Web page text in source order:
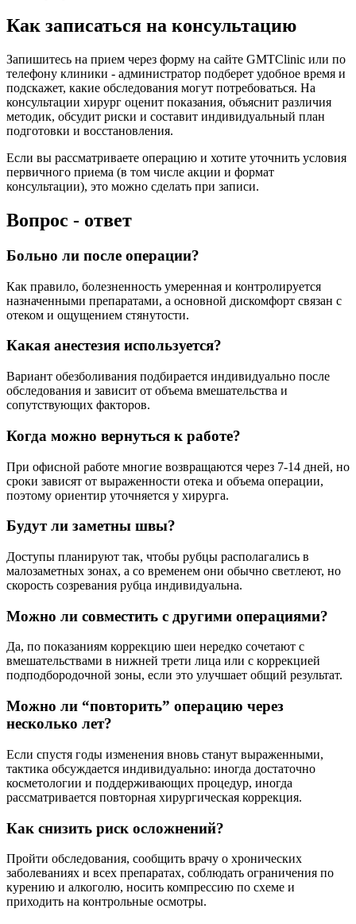
Как записаться на консультацию
Запишитесь на прием через форму на сайте GMTClinic или по
телефону клиники - администратор подберет удобное время и
подскажет, какие обследования могут потребоваться. На
консультации хирург оценит показания, объяснит различия
методик, обсудит риски и составит индивидуальный план
подготовки и восстановления.
Если вы рассматриваете операцию и хотите уточнить условия
первичного приема (в том числе акции и формат
консультации), это можно сделать при записи.
Вопрос - ответ
Больно ли после операции?
Как правило, болезненность умеренная и контролируется
назначенными препаратами, а основной дискомфорт связан с
отеком и ощущением стянутости.
Какая анестезия используется?
Вариант обезболивания подбирается индивидуально после
обследования и зависит от объема вмешательства и
сопутствующих факторов.
Когда можно вернуться к работе?
При офисной работе многие возвращаются через 7-14 дней, но
сроки зависят от выраженности отека и объема операции,
поэтому ориентир уточняется у хирурга.
Будут ли заметны швы?
Доступы планируют так, чтобы рубцы располагались в
малозаметных зонах, а со временем они обычно светлеют, но
скорость созревания рубца индивидуальна.
Можно ли совместить с другими операциями?
Да, по показаниям коррекцию шеи нередко сочетают с
вмешательствами в нижней трети лица или с коррекцией
подподбородочной зоны, если это улучшает общий результат.
Можно ли “повторить” операцию через
несколько лет?
Если спустя годы изменения вновь станут выраженными,
тактика обсуждается индивидуально: иногда достаточно
косметологии и поддерживающих процедур, иногда
рассматривается повторная хирургическая коррекция.
Как снизить риск осложнений?
Пройти обследования, сообщить врачу о хронических
заболеваниях и всех препаратах, соблюдать ограничения по
курению и алкоголю, носить компрессию по схеме и
приходить на контрольные осмотры.